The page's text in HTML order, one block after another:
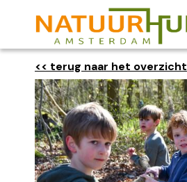
<< terug naar het overzicht